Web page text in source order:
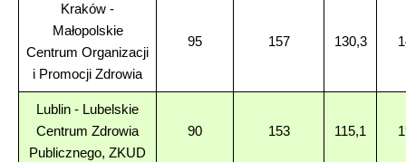
Kraków -
Małopolskie
Centrum Organizacji
i Promocji Zdrowia
95 157 130,3
Lublin - Lubelskie
Centrum Zdrowia
Publicznego, ZKUD
90 153 115,1